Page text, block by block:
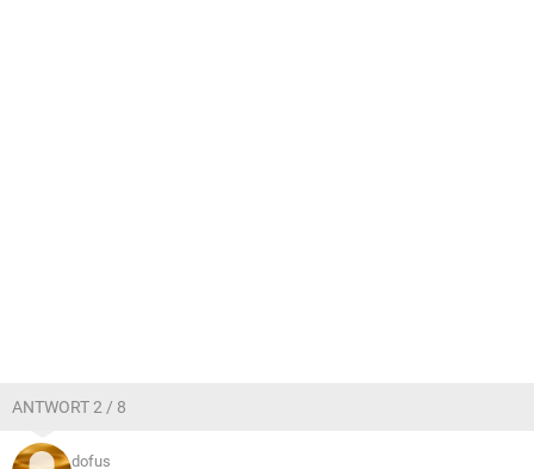
ANTWORT 2 / 8
dofus